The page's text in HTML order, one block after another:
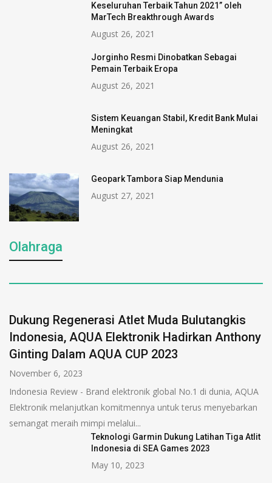
Keseluruhan Terbaik Tahun 2021” oleh
MarTech Breakthrough Awards
August 26, 2021
Jorginho Resmi Dinobatkan Sebagai
Pemain Terbaik Eropa
August 26, 2021
Sistem Keuangan Stabil, Kredit Bank Mulai
Meningkat
August 26, 2021
Geopark Tambora Siap Mendunia
August 27, 2021
Olahraga
Dukung Regenerasi Atlet Muda Bulutangkis
Indonesia, AQUA Elektronik Hadirkan Anthony
Ginting Dalam AQUA CUP 2023
November 6, 2023
Indonesia Review - Brand elektronik global No.1 di dunia, AQUA
Elektronik melanjutkan komitmennya untuk terus menyebarkan
semangat meraih mimpi melalui...
Teknologi Garmin Dukung Latihan Tiga Atlit
Indonesia di SEA Games 2023
May 10, 2023